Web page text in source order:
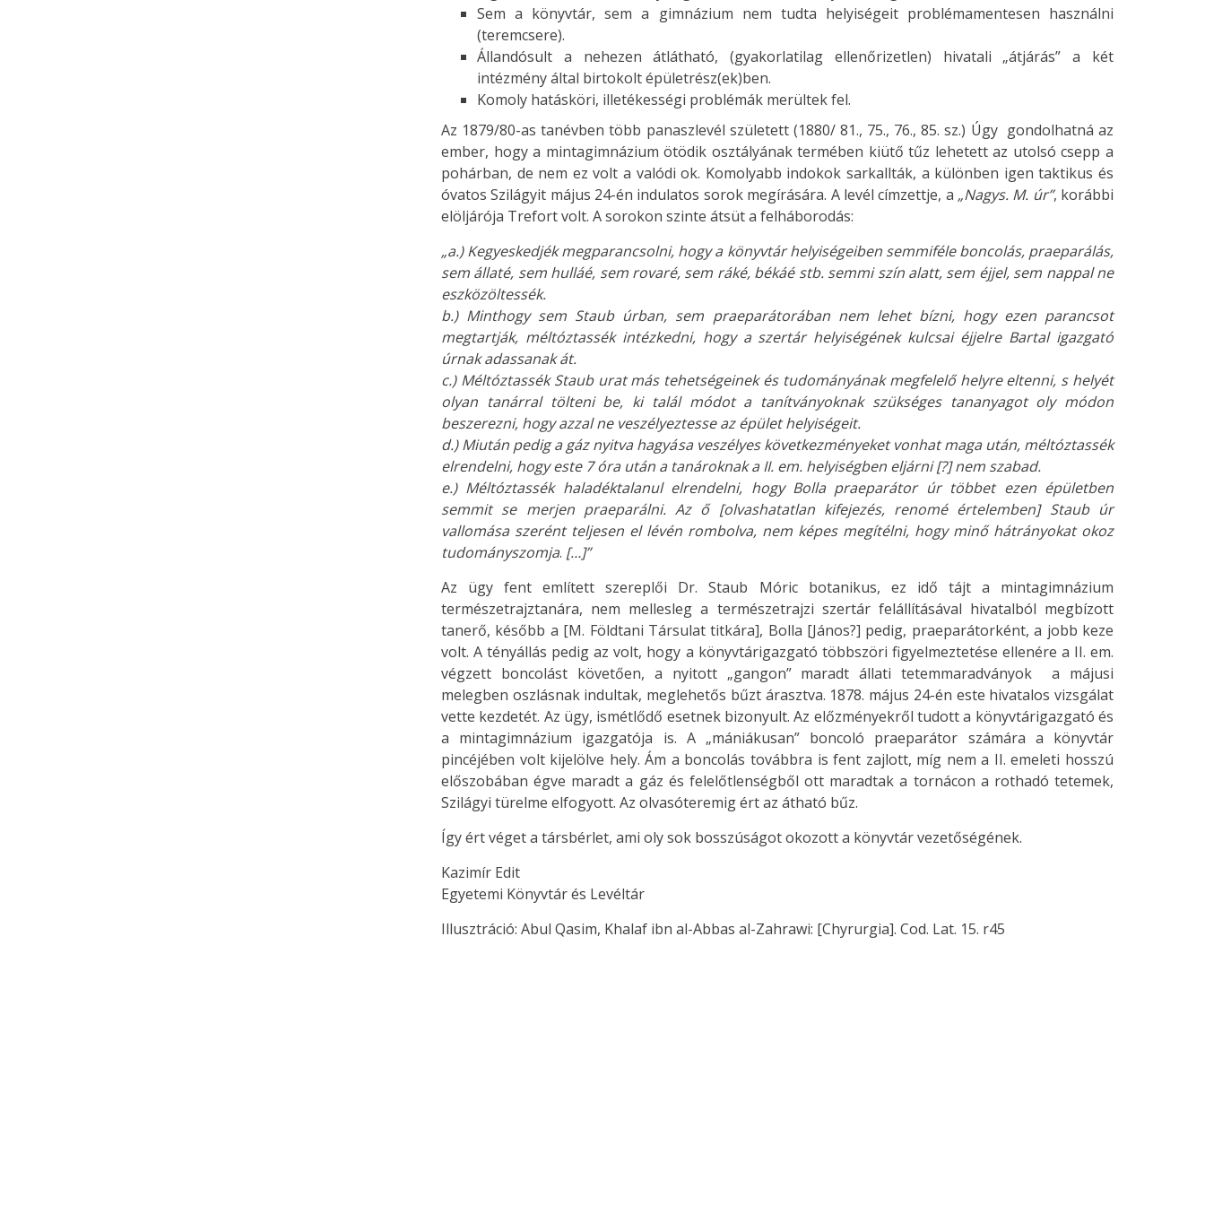
Sem a könyvtár, sem a gimnázium nem tudta helyiségeit problémamentesen használni
(teremcsere).
Állandósult a nehezen átlátható, (gyakorlatilag ellenőrizetlen) hivatali „átjárás” a két
intézmény által birtokolt épületrész(ek)ben.
Komoly hatásköri, illetékességi problémák merültek fel.
Az 1879/80-as tanévben több panaszlevél született (1880/ 81., 75., 76., 85. sz.) Úgy gondolhatná az
ember, hogy a mintagimnázium ötödik osztályának termében kiütő tűz lehetett az utolsó csepp a
pohárban, de nem ez volt a valódi ok. Komolyabb indokok sarkallták, a különben igen taktikus és
óvatos Szilágyit május 24-én indulatos sorok megírására. A levél címzettje, a „Nagys. M. úr”, korábbi
elöljárója Trefort volt. A sorokon szinte átsüt a felháborodás:
„a.) Kegyeskedjék megparancsolni, hogy a könyvtár helyiségeiben semmiféle boncolás, praeparálás,
sem állaté, sem hulláé, sem rovaré, sem ráké, békáé stb. semmi szín alatt, sem éjjel, sem nappal ne
eszközöltessék.
b.) Minthogy sem Staub úrban, sem praeparátorában nem lehet bízni, hogy ezen parancsot
megtartják, méltóztassék intézkedni, hogy a szertár helyiségének kulcsai éjjelre Bartal igazgató
úrnak adassanak át.
c.) Méltóztassék Staub urat más tehetségeinek és tudományának megfelelő helyre eltenni, s helyét
olyan tanárral tölteni be, ki talál módot a tanítványoknak szükséges tananyagot oly módon
beszerezni, hogy azzal ne veszélyeztesse az épület helyiségeit.
d.) Miután pedig a gáz nyitva hagyása veszélyes következményeket vonhat maga után, méltóztassék
elrendelni, hogy este 7 óra után a tanároknak a II. em. helyiségben eljárni [?] nem szabad.
e.) Méltóztassék haladéktalanul elrendelni, hogy Bolla praeparátor úr többet ezen épületben
semmit se merjen praeparálni. Az ő [olvashatatlan kifejezés, renomé értelemben] Staub úr
vallomása szerént teljesen el lévén rombolva, nem képes megítélni, hogy minő hátrányokat okoz
tudományszomja. […]”
Az ügy fent említett szereplői Dr. Staub Móric botanikus, ez idő tájt a mintagimnázium
természetrajztanára, nem mellesleg a természetrajzi szertár felállításával hivatalból megbízott
tanerő, később a [M. Földtani Társulat titkára], Bolla [János?] pedig, praeparátorként, a jobb keze
volt. A tényállás pedig az volt, hogy a könyvtárigazgató többszöri figyelmeztetése ellenére a II. em.
végzett boncolást követően, a nyitott „gangon” maradt állati tetemmaradványok a májusi
melegben oszlásnak indultak, meglehetős bűzt árasztva. 1878. május 24-én este hivatalos vizsgálat
vette kezdetét. Az ügy, ismétlődő esetnek bizonyult. Az előzményekről tudott a könyvtárigazgató és
a mintagimnázium igazgatója is. A „mániákusan” boncoló praeparátor számára a könyvtár
pincéjében volt kijelölve hely. Ám a boncolás továbbra is fent zajlott, míg nem a II. emeleti hosszú
előszobában égve maradt a gáz és felelőtlenségből ott maradtak a tornácon a rothadó tetemek,
Szilágyi türelme elfogyott. Az olvasóteremig ért az átható bűz.
Így ért véget a társbérlet, ami oly sok bosszúságot okozott a könyvtár vezetőségének.
Kazimír Edit
Egyetemi Könyvtár és Levéltár
Illusztráció: Abul Qasim, Khalaf ibn al-Abbas al-Zahrawi: [Chyrurgia]. Cod. Lat. 15. r45